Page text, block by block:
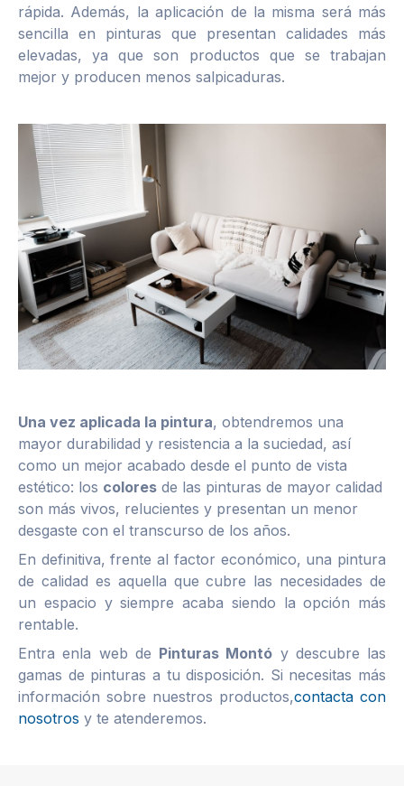
rápida. Además, la aplicación de la misma será más
sencilla en pinturas que presentan calidades más
elevadas, ya que son productos que se trabajan
mejor y producen menos salpicaduras.
Una vez aplicada la pintura, obtendremos una
mayor durabilidad y resistencia a la suciedad, así
como un mejor acabado desde el punto de vista
estético: los colores de las pinturas de mayor calidad
son más vivos, relucientes y presentan un menor
desgaste con el transcurso de los años.
En definitiva, frente al factor económico, una pintura
de calidad es aquella que cubre las necesidades de
un espacio y siempre acaba siendo la opción más
rentable.
Entra enla web de Pinturas Montó y descubre las
gamas de pinturas a tu disposición. Si necesitas más
información sobre nuestros productos,contacta con
nosotros y te atenderemos.